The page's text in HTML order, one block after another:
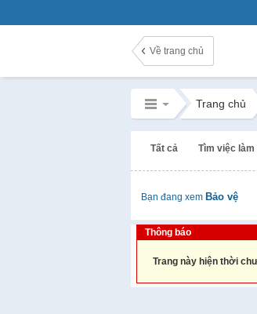
Về trang chủ
Trang chủ
Tất cả Tìm việc làm
Bạn đang xem Bảo vệ
Thông báo
Trang này hiện thời